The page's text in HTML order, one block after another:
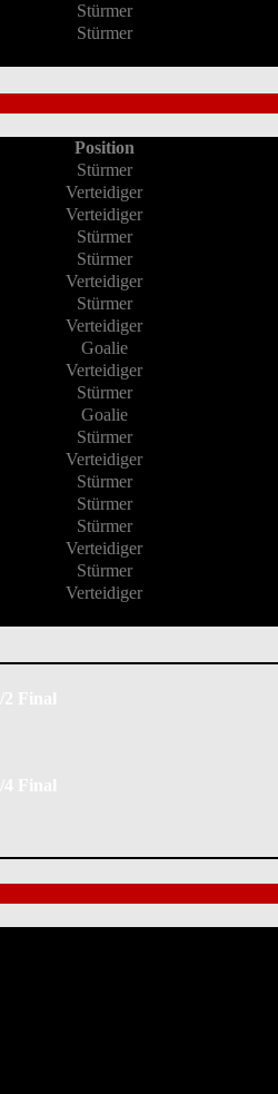
Stürmer
Stürmer
Position
Stürmer
Verteidiger
Verteidiger
Stürmer
Stürmer
Verteidiger
Stürmer
Verteidiger
Goalie
Verteidiger
Stürmer
Goalie
Stürmer
Verteidiger
Stürmer
Stürmer
Stürmer
Verteidiger
Stürmer
Verteidiger